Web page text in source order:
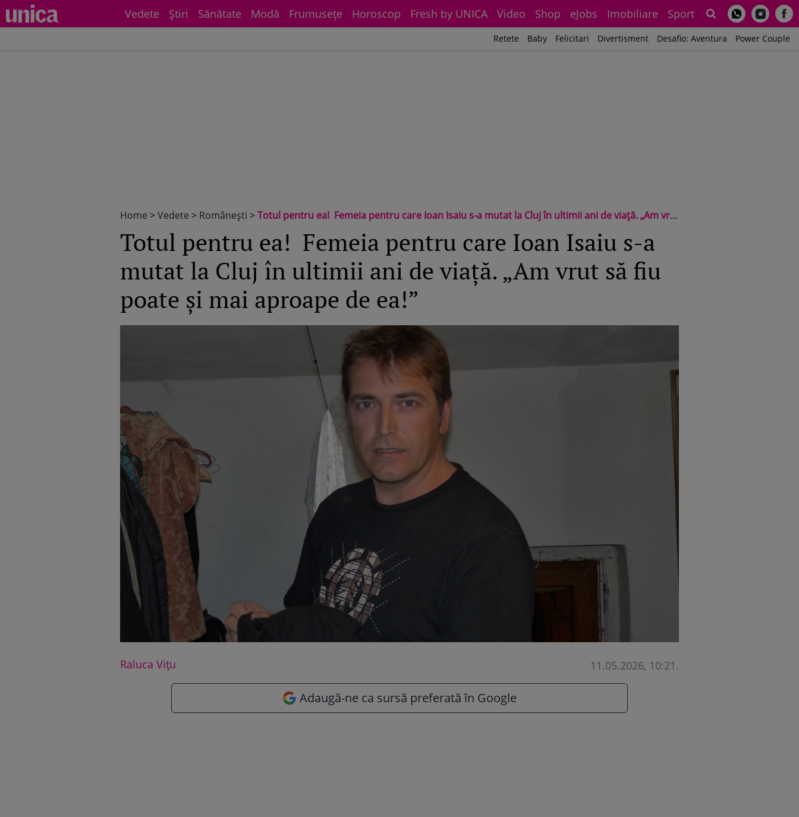
Vedete Știri Sănătate Modă Frumuseţe Horoscop Fresh by UNICA Video Shop eJobs Imobiliare Sport
Retete Baby Felicitari Divertisment Desafio: Aventura Power Couple
Home >Vedete > Româneşti >Totul pentru ea! Femeia pentru care Ioan Isaiu s-a mutat la Cluj în ultimii ani de viață. „Am vrut să fiu poate și mai aproape de ea!”
Totul pentru ea! Femeia pentru care Ioan Isaiu s-a
mutat la Cluj în ultimii ani de viață. „Am vrut să fiu
poate și mai aproape de ea!”
Raluca Vițu 11.05.2026, 10:21 .
Adaugă-ne ca sursă preferată în Google